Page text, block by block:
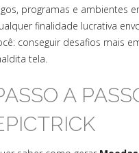
programas e ambientes
finalidade lucrativa
conseguir desafios mais
tela.
A